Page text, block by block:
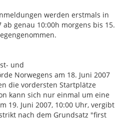
werden erstmals in
ab genau 10:00h morgens bis 15.
und
Norwegens am 18. Juni 2007
die vordersten Startplätze
kann sich nur einmal um eine
19. Juni 2007, 10:00 Uhr, vergibt
nach dem Grundsatz "first